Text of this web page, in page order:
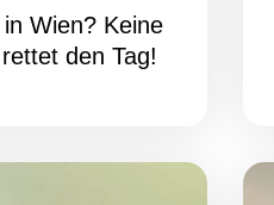
Wien? Keine
den Tag!